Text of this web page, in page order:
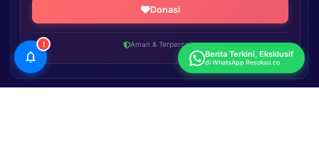
Donasi
Aman & Terpercaya
!
Berita Terkini, Eksklusif
di WhatsApp Resolusi.co